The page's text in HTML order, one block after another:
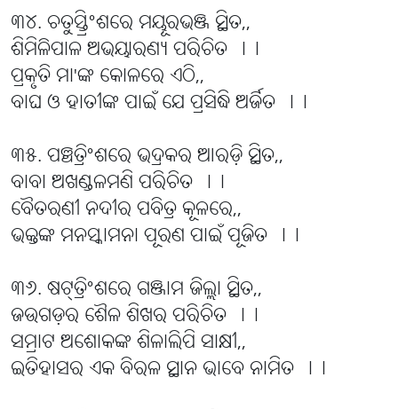
୩୪. ଚତୁସ୍ତ୍ରିଂଶରେ ମୟୂରଭଞ୍ଜ ସ୍ଥିତ,,
ଶିମିଳିପାଳ ଅଭୟାରଣ୍ୟ ପରିଚିତ ।।
ପ୍ରକୃତି ମା'ଙ୍କ କୋଳରେ ଏଠି,,
ବାଘ ଓ ହାତୀଙ୍କ ପାଇଁ ଯେ ପ୍ରସିଦ୍ଧି ଅର୍ଜିତ ।।
୩୫. ପଞ୍ଚତ୍ରିଂଶରେ ଭଦ୍ରକର ଆରଡ଼ି ସ୍ଥିତ,,
ବାବା ଅଖଣ୍ଡଳମଣି ପରିଚିତ ।।
ବୈତରଣୀ ନଦୀର ପବିତ୍ର କୂଳରେ,,
ଭକ୍ତଙ୍କ ମନସ୍କାମନା ପୂରଣ ପାଇଁ ପୂଜିତ ।।
୩୬. ଷଟ୍‌ତ୍ରିଂଶରେ ଗଞ୍ଜାମ ଜିଲ୍ଲା ସ୍ଥିତ,,
ଜଉଗଡ଼ର ଶୈଳ ଶିଖର ପରିଚିତ ।।
ସମ୍ରାଟ ଅଶୋକଙ୍କ ଶିଳାଲିପି ସାକ୍ଷୀ,,
ଇତିହାସର ଏକ ବିରଳ ସ୍ଥାନ ଭାବେ ନାମିତ ।।